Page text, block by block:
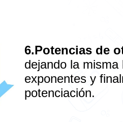
6.Potencias de
dejando la
exponentes y
potenciación.